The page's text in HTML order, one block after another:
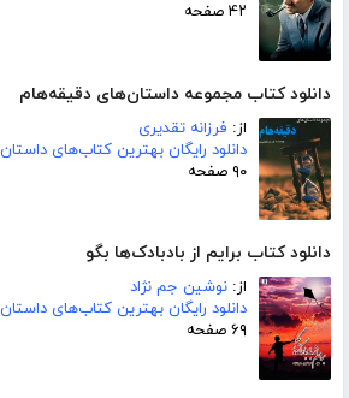
۴۲ صفحه
دانلود کتاب مجموعه داستان‌های دقیقه‌هام
از: فرزانه تقدیری
دانلود رایگان بهترین کتاب‌های داستان
۹۰ صفحه
دانلود کتاب برایم از بادبادک‌ها بگو
از: نوشین جم نژاد
دانلود رایگان بهترین کتاب‌های داستان
۶۹ صفحه